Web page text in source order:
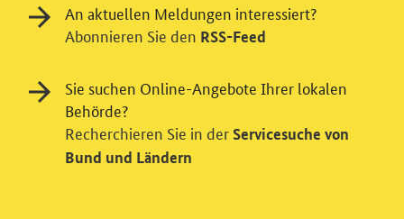
Einwilligung in Tracking und / oder
Videodienst
Wir bitten Sie an dieser Stelle um Ihre Einwilligung für
verschiedene Zusatzdienste unserer Webseite: Wir
An aktuellen Meldungen interessiert?
Abonnieren Sie den RSS-Feed
Sie suchen Online-Angebote Ihrer lokalen
Behörde?
Recherchieren Sie in der Servicesuche von
Bund und Ländern